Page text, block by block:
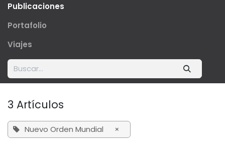
Publicaciones
Portafolio
Viajes
3 Artículos
Nuevo Orden Mundial ×